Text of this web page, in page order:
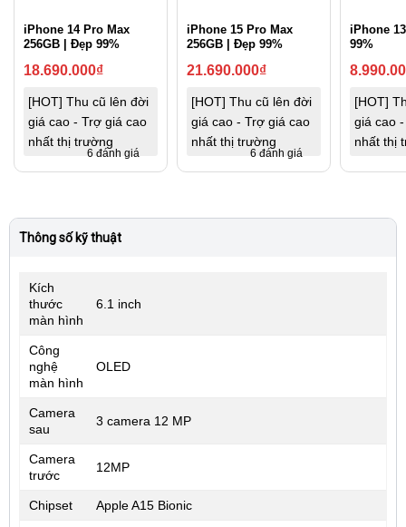
iPhone 14 Pro Max
256GB | Đẹp 99%
18.690.000₫
[HOT] Thu cũ lên đời
giá cao - Trợ giá cao
nhất thị trường
6 đánh giá
iPhone 15 Pro Max
256GB | Đẹp 99%
21.690.000₫
[HOT] Thu cũ lên đời
giá cao - Trợ giá cao
nhất thị trường
6 đánh giá
iPhone
99%
[HOT]
giá cao
nhất thị
Thông số kỹ thuật
Kích
thước
màn hình
6.1 inch
Công
nghệ
màn hình
OLED
Camera
sau
3 camera 12 MP
Camera
trước
12MP
Chipset Apple A15 Bionic